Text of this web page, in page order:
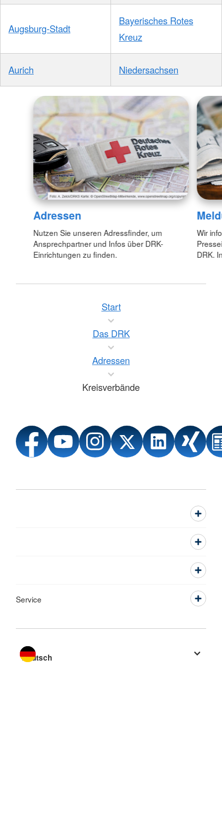
Augsburg-Stadt
Bayerisches Rotes
Kreuz
Aurich Niedersachsen
Adressen
Nutzen Sie unseren Adressfinder, um
Ansprechpartner und Infos über DRK-
Einrichtungen zu finden.
Wir
DRK.
Start
Das DRK
Adressen
Kreisverbände
Service
Sprache wechseln zu